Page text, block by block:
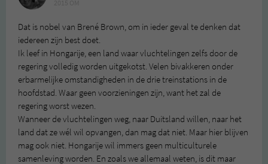
Dat is nobel van Brené Brown, om in ieder geval te denken dat
iedereen zijn best doet.
Ik leef in Hongarije, een land waar vluchtelingen zelfs door de
regering volledig worden uitgekotst. Velen bivakkeren onder
erbarmelijke omstandigheden in de drie treinstations in de
hoofdstad. Waar geen voorzieningen zijn, want het zal de
regering worst wezen.
Wanneer de vluchtelingen weg, naar Duitsland willen, naar het
land dat ze wél wil opvangen, dan mag dat niet. Maar hier blijven
mag ook niet. Hongarije wil immers geen multiculturele
samenleving worden. En zoals we allemaal weten, is dit maar